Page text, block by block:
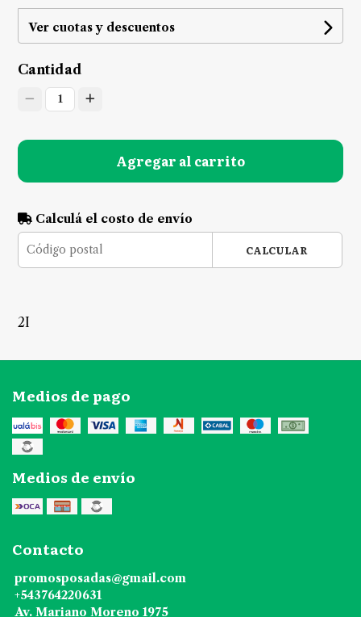
Ver cuotas y descuentos
Cantidad
1
Agregar al carrito
Calculá el costo de envío
CALCULAR
2I
Medios de pago
Medios de envío
Contacto
promosposadas@gmail.com
+543764220631
Av. Mariano Moreno 1975